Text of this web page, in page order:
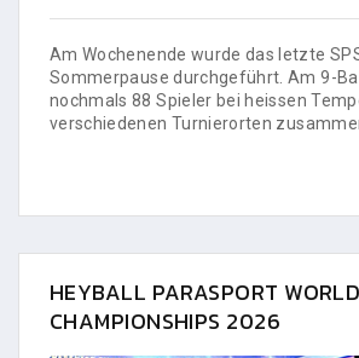
Am Wochenende wurde das letzte
Sommerpause durchgeführt. Am 9-
nochmals 88 Spieler bei heissen
verschiedenen Turnierorten
HEYBALL PARASPORT WORLD
CHAMPIONSHIPS 2026